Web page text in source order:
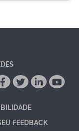
FEEDBACK